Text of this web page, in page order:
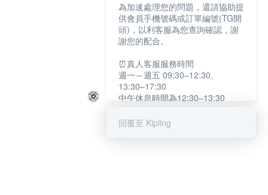
為加速處理您的問題，還請協助提
供會員手機號碼或訂單編號(TG開
頭)，以利客服為您查詢確認，謝
謝您的配合。
⏰真人客服服務時間
週一～週五 09:30–12:30、
13:30–17:30
中午休息時間為12:30–13:30
提醒您：系統會自動已讀訊息，如
回覆至 Kipling